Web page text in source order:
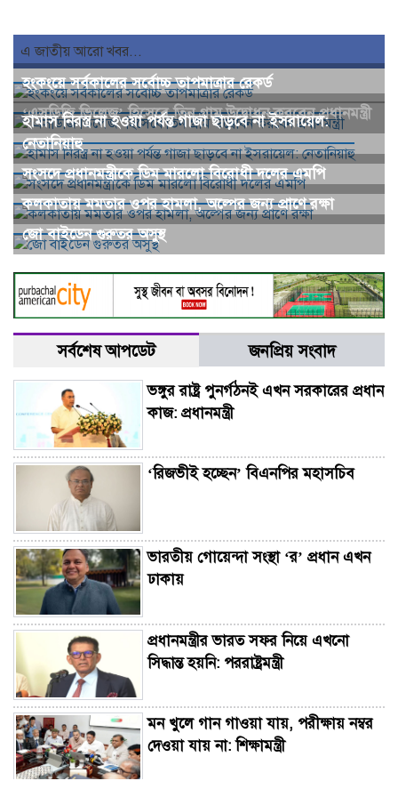
এ জাতীয় আরো খবর...
হংকংয়ে সর্বকালের সর্বোচ্চ তাপমাত্রার রেকর্ড
‘এসডিজি ভিলেজ’ হিসেবে তিন গ্রাম উদ্বোধন করবেন প্রধানমন্ত্রী
হামাস নিরস্ত্র না হওয়া পর্যন্ত গাজা ছাড়বে না ইসরায়েল:
নেতানিয়াহু
সংসদে প্রধানমন্ত্রীকে ডিম মারলো বিরোধী দলের এমপি
কলকাতায় মমতার ওপর হামলা, অল্পের জন্য প্রাণে রক্ষা
জো বাইডেন গুরুতর অসুস্থ
সর্বশেষ আপডেট জনপ্রিয় সংবাদ
ভঙ্গুর রাষ্ট্র পুনর্গঠনই এখন সরকারের প্রধান
কাজ: প্রধানমন্ত্রী
‘রিজভীই হচ্ছেন’ বিএনপির মহাসচিব
ভারতীয় গোয়েন্দা সংস্থা ‘র’ প্রধান এখন
ঢাকায়
প্রধানমন্ত্রীর ভারত সফর নিয়ে এখনো
সিদ্ধান্ত হয়নি: পররাষ্ট্রমন্ত্রী
মন খুলে গান গাওয়া যায়, পরীক্ষায় নম্বর
দেওয়া যায় না: শিক্ষামন্ত্রী